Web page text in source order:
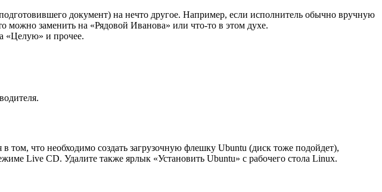
документ) на нечто другое. Например, если исполнитель обычно вручную
можно заменить на «Рядовой Иванова» или что-то в этом духе.
«Целую» и прочее.
том, что необходимо создать загрузочную флешку Ubuntu (диск тоже подойдет),
Live CD. Удалите также ярлык «Установить Ubuntu» с рабочего стола Linux.